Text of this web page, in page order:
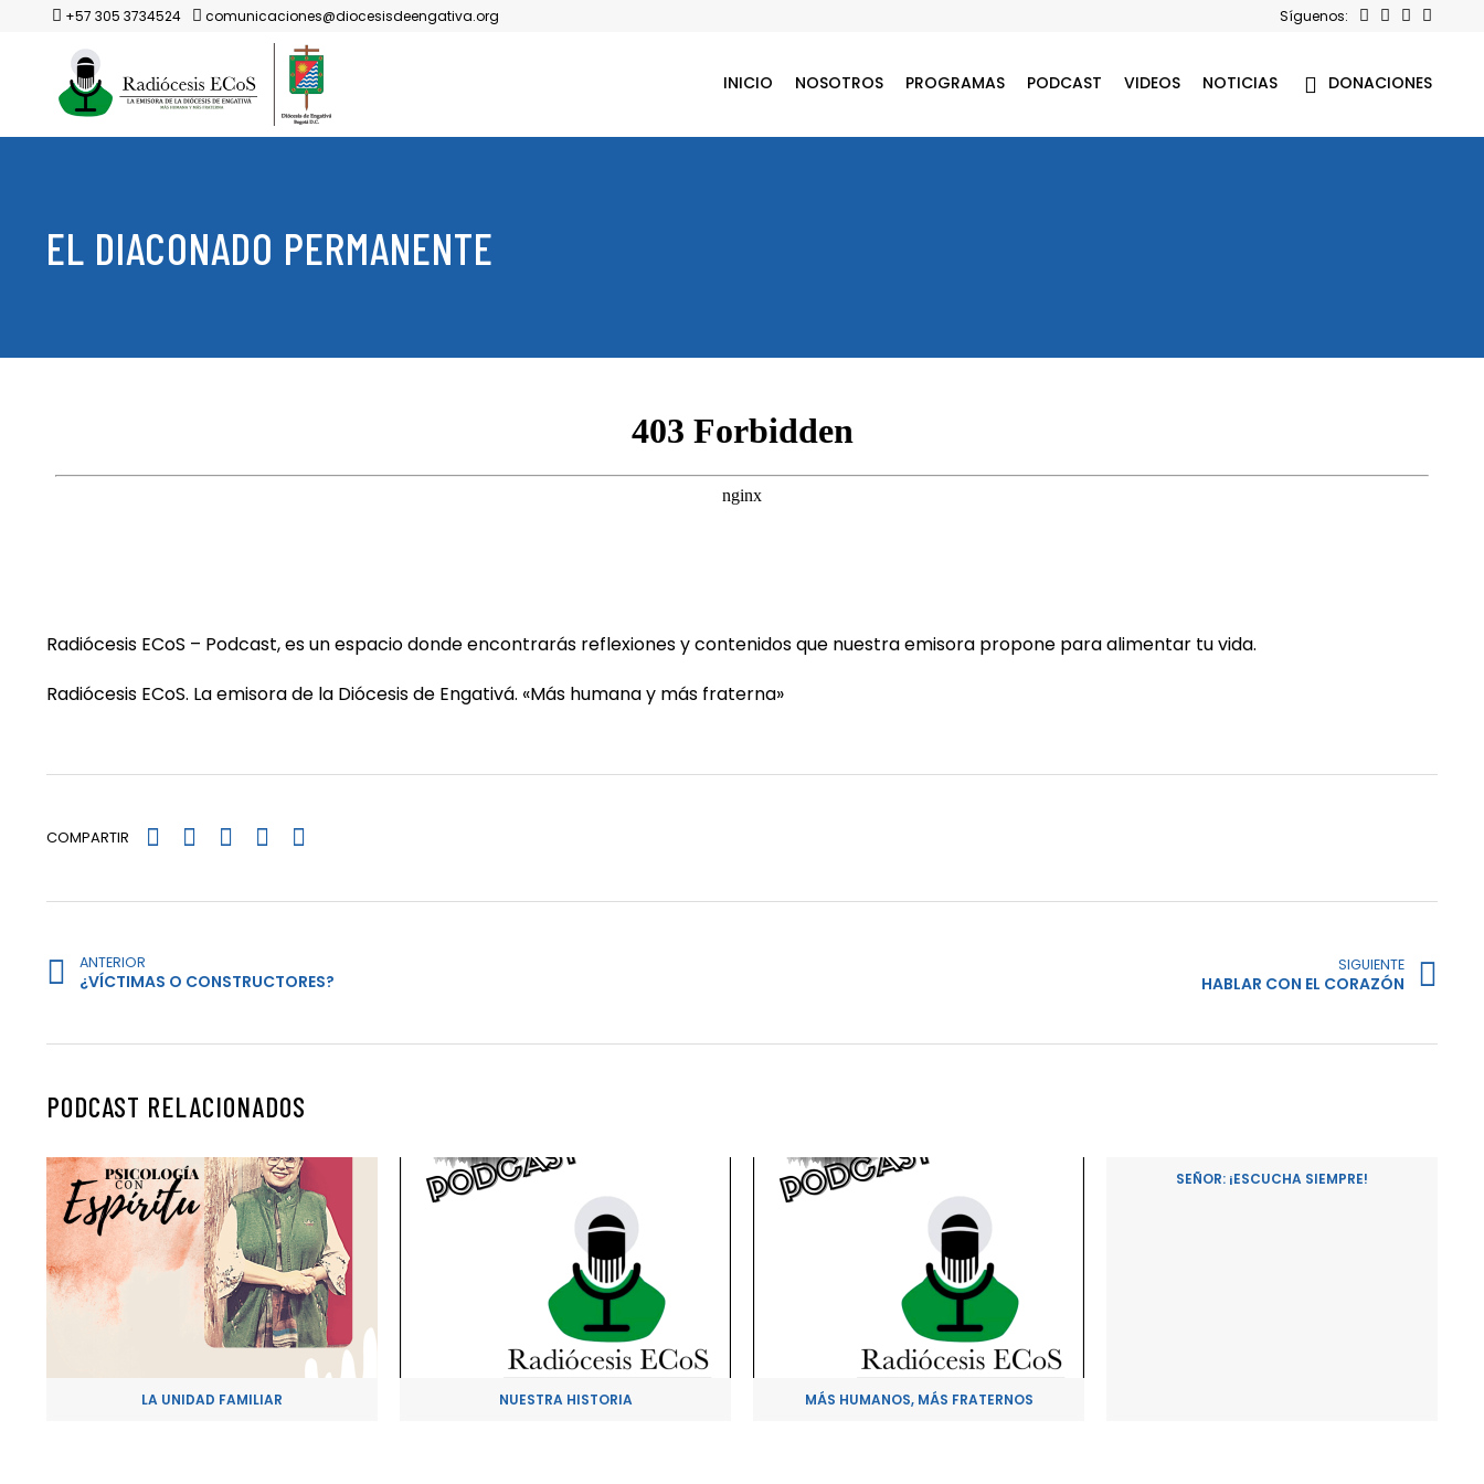
+57 305 3734524 comunicaciones@diocesisdeengativa.org Síguenos:
INICIO NOSOTROS PROGRAMAS PODCAST VIDEOS NOTICIAS DONACIONES
EL DIACONADO PERMANENTE
Radiócesis ECoS – Podcast, es un espacio donde encontrarás reflexiones y contenidos que nuestra emisora propone para alimentar tu vida.
Radiócesis ECoS. La emisora de la Diócesis de Engativá. «Más humana y más fraterna»
COMPARTIR
ANTERIOR
¿VÍCTIMAS O CONSTRUCTORES?
SIGUIENTE
HABLAR CON EL CORAZÓN
PODCAST RELACIONADOS
LA UNIDAD FAMILIAR NUESTRA HISTORIA MÁS HUMANOS, MÁS FRATERNOS
SEÑOR: ¡ESCUCHA SIEMPRE!